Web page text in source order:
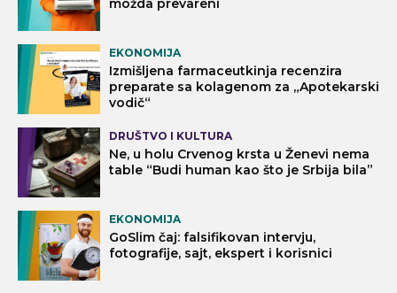
možda prevareni
EKONOMIJA
Izmišljena farmaceutkinja recenzira
preparate sa kolagenom za „Apotekarski
vodič“
DRUŠTVO I KULTURA
Ne, u holu Crvenog krsta u Ženevi nema
table “Budi human kao što je Srbija bila”
EKONOMIJA
GoSlim čaj: falsifikovan intervju,
fotografije, sajt, ekspert i korisnici